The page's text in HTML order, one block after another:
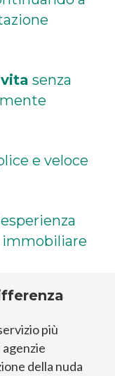
senza
e veloce
più
della nuda